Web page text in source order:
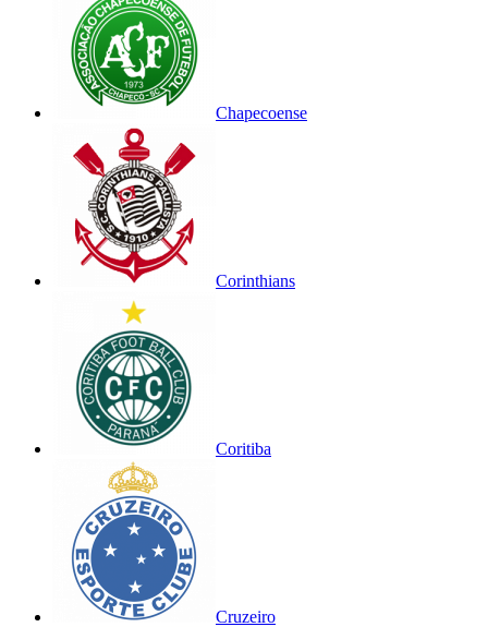
Chapecoense
Corinthians
Coritiba
Cruzeiro